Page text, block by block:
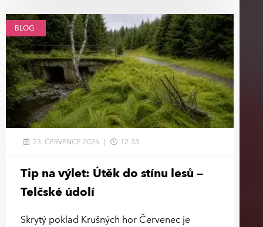
BLOG
Tip na výlet: Útěk do stínu lesů –
Telčské údolí
Skrytý poklad Krušných hor Červenec je
23. ČERVENCE 2026 12:33